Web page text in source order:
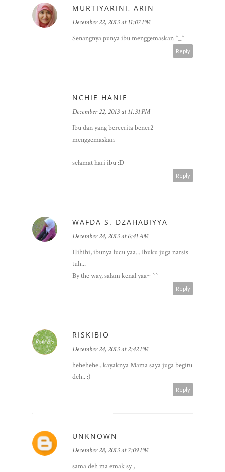
MURTIYARINI, ARIN
December 22, 2013 at 11:07 PM
Senangnya punya ibu menggemaskan ^_^
Reply
NCHIE HANIE
December 22, 2013 at 11:31 PM
Ibu dan yang bercerita bener2
menggemaskan
selamat hari ibu :D
Reply
WAFDA S. DZAHABIYYA
December 24, 2013 at 6:41 AM
Hihihi, ibunya lucu yaa... Ibuku juga narsis
tuh...
By the way, salam kenal yaa~ ^^
Reply
RISKIBIO
December 24, 2013 at 2:42 PM
hehehehe.. kayaknya Mama saya juga begitu
deh.. :)
Reply
UNKNOWN
December 28, 2013 at 7:09 PM
sama deh ma emak sy ,